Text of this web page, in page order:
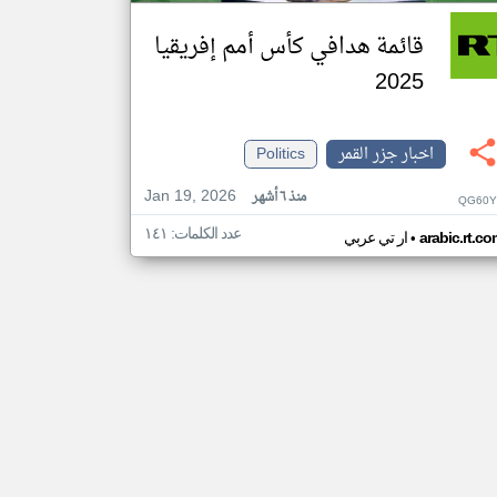
قائمة هدافي كأس أمم إفريقيا
2025
اخبار جزر القمر
Politics
Jan 19, 2026
منذ ٦ أشهر
ار تي عربي• عدد الكلمات: ١٤١